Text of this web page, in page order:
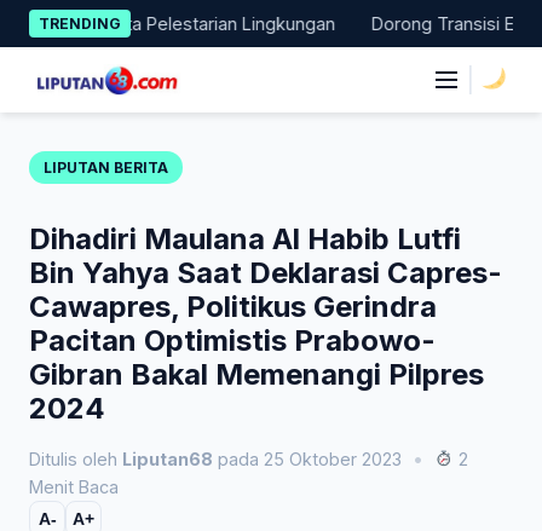
Skip
to
content
TRENDING
Nyata Pelestarian Lingkungan Dorong Transisi Energi di
LIPUTAN BERITA
Dihadiri Maulana Al Habib Lutfi
Bin Yahya Saat Deklarasi Capres-
Cawapres, Politikus Gerindra
Pacitan Optimistis Prabowo-
Gibran Bakal Memenangi Pilpres
2024
Ditulis oleh Liputan68 pada 25 Oktober 2023 •
2
Menit Baca
A- A+